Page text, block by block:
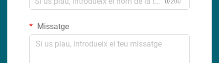
0/200
Missatge